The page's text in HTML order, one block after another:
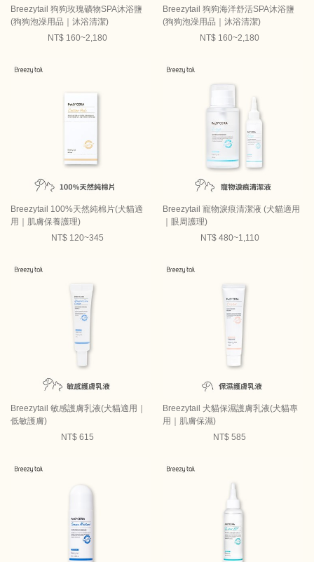
Breezytail 狗狗玫瑰礦物SPA沐浴鹽
(狗狗泡澡用品｜沐浴清潔)
NT$ 160~2,180
Breezytail 狗狗海洋舒活SPA沐浴鹽
(狗狗泡澡用品｜沐浴清潔)
NT$ 160~2,180
Breezytail 100%天然純棉片(犬貓適
用｜肌膚保養護理)
NT$ 120~345
Breezytail 寵物淚痕清潔液 (犬貓適用
｜眼周護理)
NT$ 480~1,110
Breezytail 敏感護膚乳液(犬貓適用｜
低敏護膚)
NT$ 615
Breezytail 犬貓保濕護膚乳液(犬貓專
用｜肌膚保濕)
NT$ 585